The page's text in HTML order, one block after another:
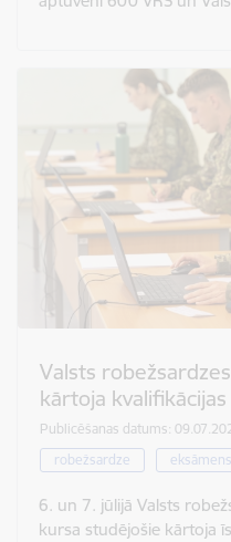
Valsts
kārtoja
Publicēšanas datums:
robežsardze
eksāmens
6. un 7. jūlijā Valsts
kursa studējošie kārtoja